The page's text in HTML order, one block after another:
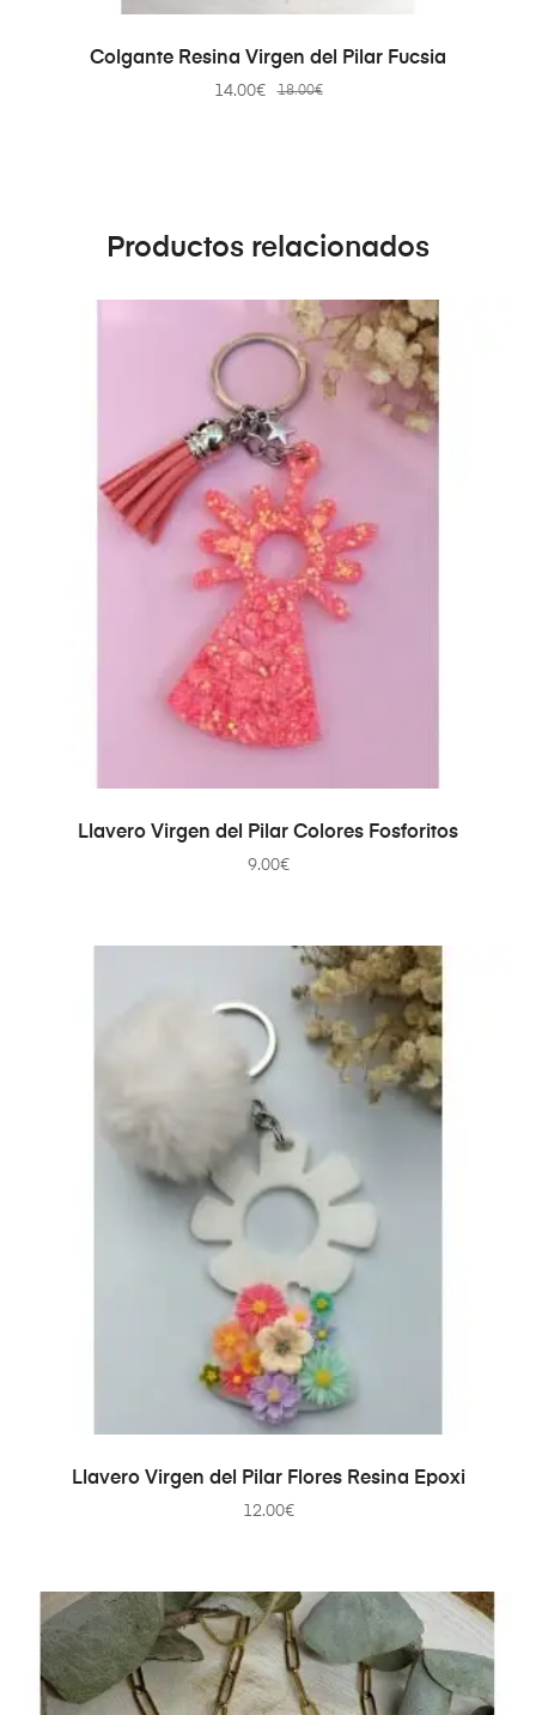
AÑADIR AL CARRITO
Colgante Resina Virgen del Pilar Fucsia
18.00€
14.00€
Productos relacionados
SELECCIONAR OPCIONES
Llavero Virgen del Pilar Colores Fosforitos
9.00€
AÑADIR AL CARRITO
Llavero Virgen del Pilar Flores Resina Epoxi
12.00€